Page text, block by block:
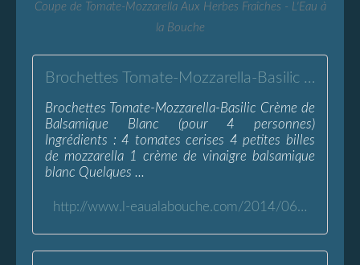
Coupe de Tomate-Mozzarella Aux Herbes Fraîches - L'Eau à
la Bouche
Brochettes Tomate-Mozzarella-Basilic Crème Balsamique Blanc - L'Eau à la Bouche
Brochettes Tomate-Mozzarella-Basilic Crème de
Balsamique Blanc (pour 4 personnes)
Ingrédients : 4 tomates cerises 4 petites billes
de mozzarella 1 crème de vinaigre balsamique
blanc Quelques ...
http://www.l-eaualabouche.com/2014/06/brochettes-tomate-mozzarella-basilic-creme-balsamique-blanc.html